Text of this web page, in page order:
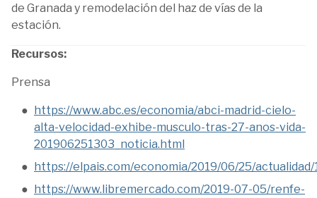
de Granada y remodelación del haz de vías de la
estación.
Recursos:
Prensa
https://www.abc.es/economia/abci-madrid-cielo-
alta-velocidad-exhibe-musculo-tras-27-anos-vida-
201906251303_noticia.html
https://elpais.com/economia/2019/06/25/
https://www.libremercado.com/2019-07-05/renfe-